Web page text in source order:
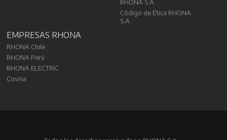
RHONA S.A.
Código de Ética RHONA
S.A.
EMPRESAS RHONA
RHONA Chile
RHONA Perú
RHONA ELECTRIC
Covisa